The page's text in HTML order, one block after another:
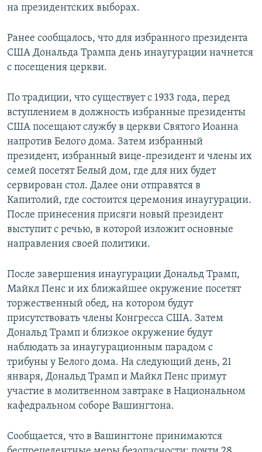
на президентских выборах.
Ранее сообщалось, что для избранного президента
США Дональда Трампа день инаугурации начнется
с посещения церкви.
По традиции, что существует с 1933 года, перед
вступлением в должность избранные президенты
США посещают службу в церкви Святого Иоанна
напротив Белого дома. Затем избранный
президент, избранный вице-президент и члены их
семей посетят Белый дом, где для них будет
сервирован стол. Далее они отправятся в
Капитолий, где состоится церемония инаугурации.
После принесения присяги новый президент
выступит с речью, в которой изложит основные
направления своей политики.
После завершения инаугурации Дональд Трамп,
Майкл Пенс и их ближайшее окружение посетят
торжественный обед, на котором будут
присутствовать члены Конгресса США. Затем
Дональд Трамп и близкое окружение будут
наблюдать за инаугурационным парадом с
трибуны у Белого дома. На следующий день, 21
января, Дональд Трамп и Майкл Пенс примут
участие в молитвенном завтраке в Национальном
кафедральном соборе Вашингтона.
Сообщается, что в Вашингтоне принимаются